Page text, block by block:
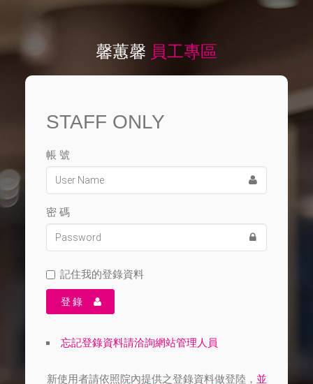
馨蕙馨 員工專區
STAFF ONLY
帳 號
密 碼
記住我的登錄資料
登 錄
忘記登錄資料請洽詢網站管理人員
新使用者請依照院內提供之登錄資料做登陸， 並